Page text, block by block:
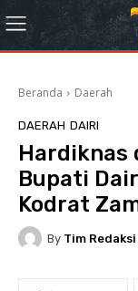
Beranda Daerah
DAERAH DAIRI
Hardiknas
Bupati
Kodrat
By Tim Redaksi